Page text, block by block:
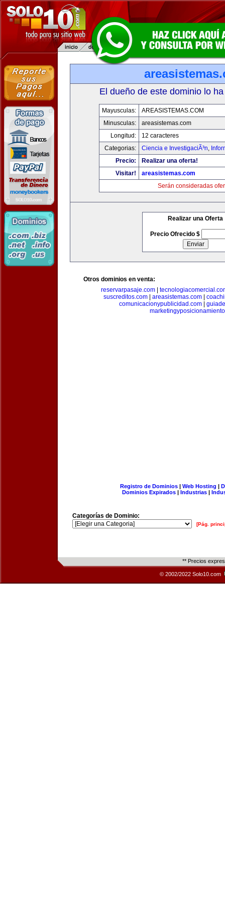
El dueño de este dominio lo
Mayusculas:
AREASISTEMAS.COM
Minusculas:
areasistemas.com
Longitud:
12 caracteres
Categorias:
Ciencia e InvestigaciÃ³n,
Precio:
Realizar una oferta!
Visitar!
areasistemas.com
Serán consideradas
Realizar una Oferta
Precio Ofrecido $
Otros dominios en venta:
reservarpasaje.com
suscreditos.com
areasistemas.com
comunicacionypublicidad.com
Registro de Dominios| Web Hosting |
Dominios Expirados | Industrias |
Categorías de Dominio:
[Pág.
** Precios
© 2002/2022 Solo10.com